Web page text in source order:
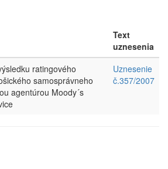
Text
uznesenia
ratingového
samosprávneho
agentúrou Moody´s
Uznesenie
č.357/2007